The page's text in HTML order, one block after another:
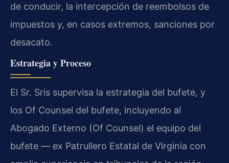
de conducir, la intercepción de reembolsos de
impuestos y, en casos extremos, sanciones por
desacato.
Estrategia y Proceso
El Sr. Sris supervisa la estrategia del bufete, y
los Of Counsel del bufete, incluyendo al
Abogado Externo (Of Counsel) el equipo del
bufete — ex Patrullero Estatal de Virginia con